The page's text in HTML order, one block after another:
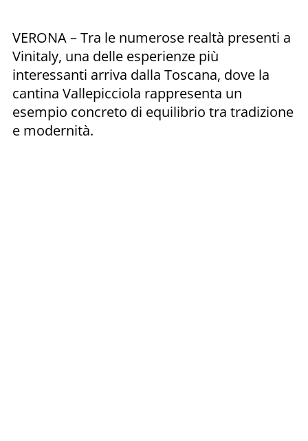
VERONA – Tra le numerose realtà presenti a
Vinitaly, una delle esperienze più
interessanti arriva dalla Toscana, dove la
cantina Vallepicciola rappresenta un
esempio concreto di equilibrio tra tradizione
e modernità.